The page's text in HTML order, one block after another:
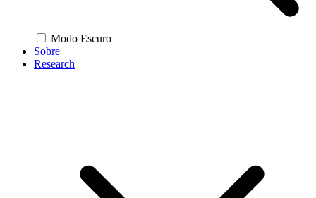
Modo Escuro
Sobre
Research